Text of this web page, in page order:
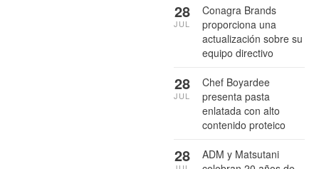
Conagra Brands
proporciona una
actualización sobre su
equipo directivo
28
JUL
Chef Boyardee
presenta pasta
enlatada con alto
contenido proteico
28
JUL
ADM y Matsutani
28